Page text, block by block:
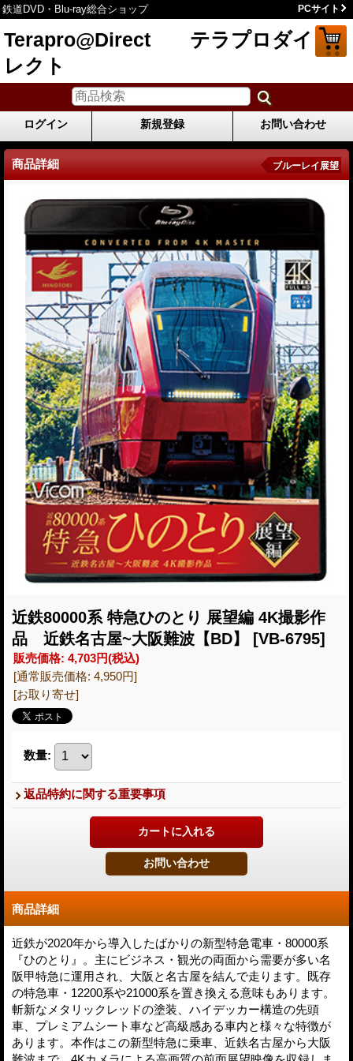
鉄道DVD・Blu-ray総合ショップ PCサイト
Terapro@Direct テラプロダイ
レクト
ログイン 新規登録 お問い合わせ
商品詳細 ブルーレイ展望
近鉄80000系 特急ひのとり 展望編 4K撮影作
品 近鉄名古屋~大阪難波【BD】
[VB-6795]
販売価格: 4,703円(税込)
[通常販売価格: 4,950円]
[お取り寄せ]
数量:
返品特約に関する重要事項
商品詳細
近鉄が2020年から導入したばかりの新型特急電車・80000系
『ひのとり』。主にビジネス・観光の両面から需要が多い名
阪甲特急に運用され、大阪と名古屋を結んで走ります。既存
の特急車・12200系や21000系を置き換える意味もあります。
斬新なメタリックレッドの塗装、ハイデッカー構造の先頭
車、プレミアムシート車など高級感ある車内と様々な特徴が
あります。本作はこの新型特急に乗車、近鉄名古屋から大阪